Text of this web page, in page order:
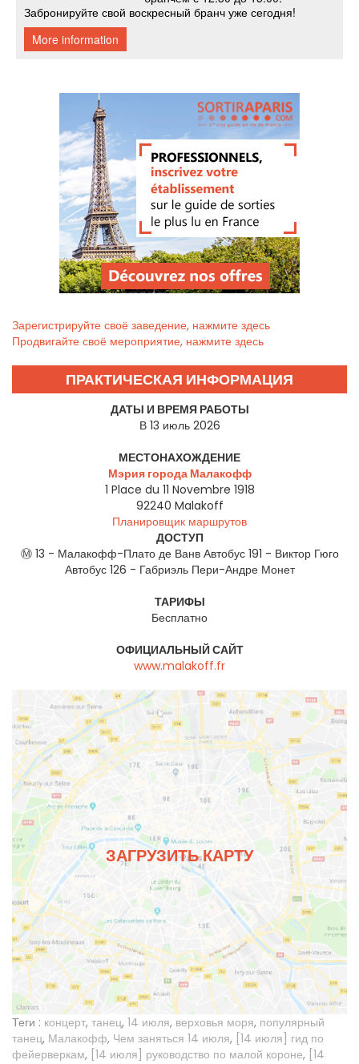
Зарегистрируйте своё заведение, нажмите здесь
Продвигайте своё мероприятие, нажмите здесь
ПРАКТИЧЕСКАЯ ИНФОРМАЦИЯ
ДАТЫ И ВРЕМЯ РАБОТЫ
В 13 июль 2026
МЕСТОНАХОЖДЕНИЕ
Мэрия города Малакофф
1 Place du 11 Novembre 1918
92240 Malakoff
Планировщик маршрутов
ДОСТУП
Ⓜ 13 - Малакофф-Плато де Ванв Автобус 191 - Виктор Гюго
Автобус 126 - Габриэль Пери-Андре Монет
ТАРИФЫ
Бесплатно
ОФИЦИАЛЬНЫЙ САЙТ
www.malakoff.fr
ЗАГРУЗИТЬ КАРТУ
Теги : концерт, танец, 14 июля, верховья моря, популярный
танец, Малакофф, Чем заняться 14 июля, [14 июля] гид по
фейерверкам, [14 июля] руководство по малой короне, [14